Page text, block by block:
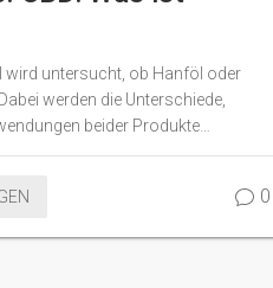
wird untersucht, ob Hanföl oder
werden die Unterschiede,
beider Produkte
Lesern zu helfen, eine fundierte
0